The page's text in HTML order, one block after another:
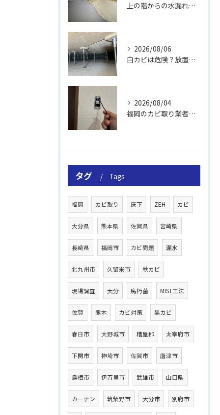
上の階からの水漏れでカビ｜対処法と業者
2026/08/06
白カビは危険？放置のリスクと取り方
2026/08/04
福岡のカビ取り業者おすすめの選び方と費用
タグ Tags
福岡 カビ取り 床下 ZEH カビ
大分県 熊本県 佐賀県 宮崎県
長崎県 福岡市 カビ問題 漏水
北九州市 久留米市 秋カビ
現場調査 大分 腐朽菌 MIST工法
佐賀 熊本 カビ対策 黒カビ
春日市 大野城市 糟屋郡 太宰府市
下関市 神埼市 佐賀市 唐津市
鳥栖市 伊万里市 武雄市 山口県
カーテン 筑紫野市 大分市 別府市